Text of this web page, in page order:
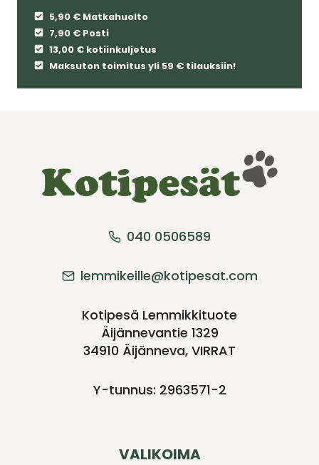
5,90 € Matkahuolto
7,90 € Posti
13,00 € kotiinkuljetus
Maksuton toimitus yli 59 € tilauksiin!
040 0506589
lemmikeille@kotipesat.com
Kotipesä Lemmikkituote
Äijännevantie 1329
34910 Äijänneva, VIRRAT
Y-tunnus: 2963571-2
VALIKOIMA